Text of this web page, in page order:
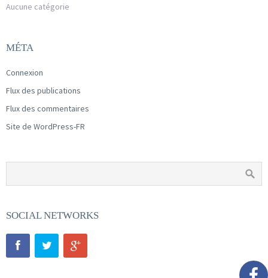
Aucune catégorie
MÉTA
Connexion
Flux des publications
Flux des commentaires
Site de WordPress-FR
SOCIAL NETWORKS